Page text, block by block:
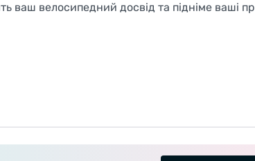
ваш велосипедний досвід та підніме ваші